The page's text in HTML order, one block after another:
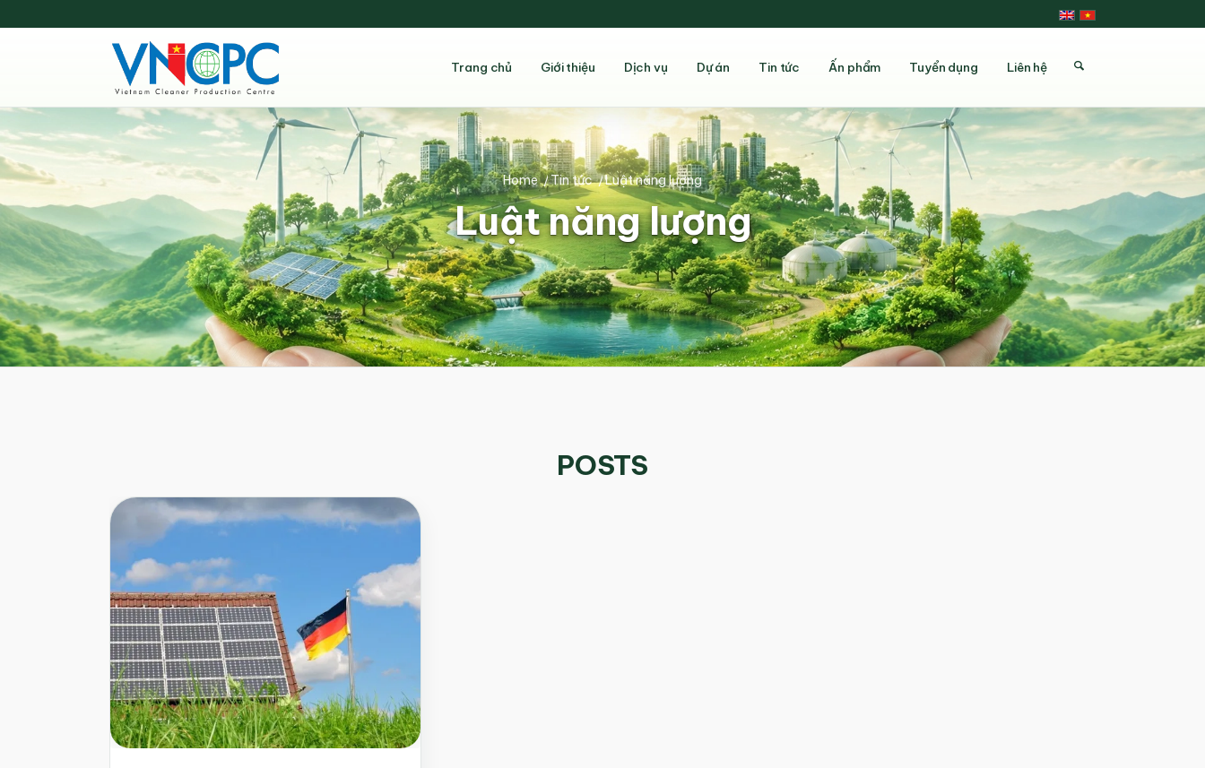
Trang chủ Giới thiệu Dịch vụ Dự án Tin tức Ấn phẩm Tuyển dụng Liên hệ
Luật năng lượng
Home /Tin tức /Luật năng lượng
POSTS